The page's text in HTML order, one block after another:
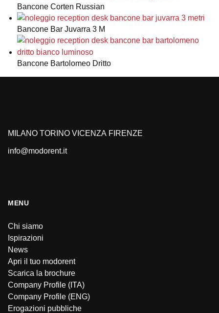
Bancone Corten Russian
Bancone Bar Juvarra 3 M
Bancone Bartolomeo Dritto
MILANO TORINO VICENZA FIRENZE
info@modorent.it
MENU
Chi siamo
Ispirazioni
News
Apri il tuo modorent
Scarica la brochure
Company Profile (ITA)
Company Profile (ENG)
Erogazioni pubbliche